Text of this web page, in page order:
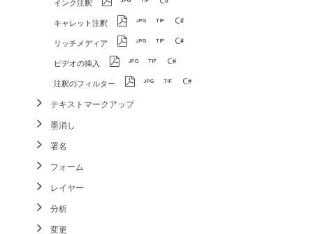
インク注釈
キャレット注釈
リッチメディア
ビデオの挿入
注釈のフィルター
テキストマークアップ
墨消し
署名
フォーム
レイヤー
分析
変更